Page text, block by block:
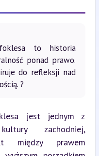
to historia
ponad prawo.
do refleksji nad
?
jest jednym z
zachodniej,
między prawem